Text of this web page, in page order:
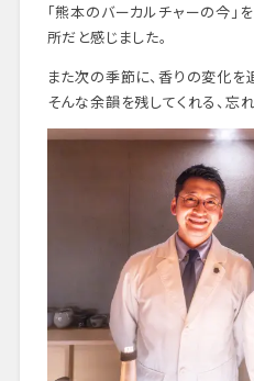
「熊本のバーカルチャーの今」
所だと感じました。
また次の季節に、香りの変化を
そんな余韻を残してくれる、忘